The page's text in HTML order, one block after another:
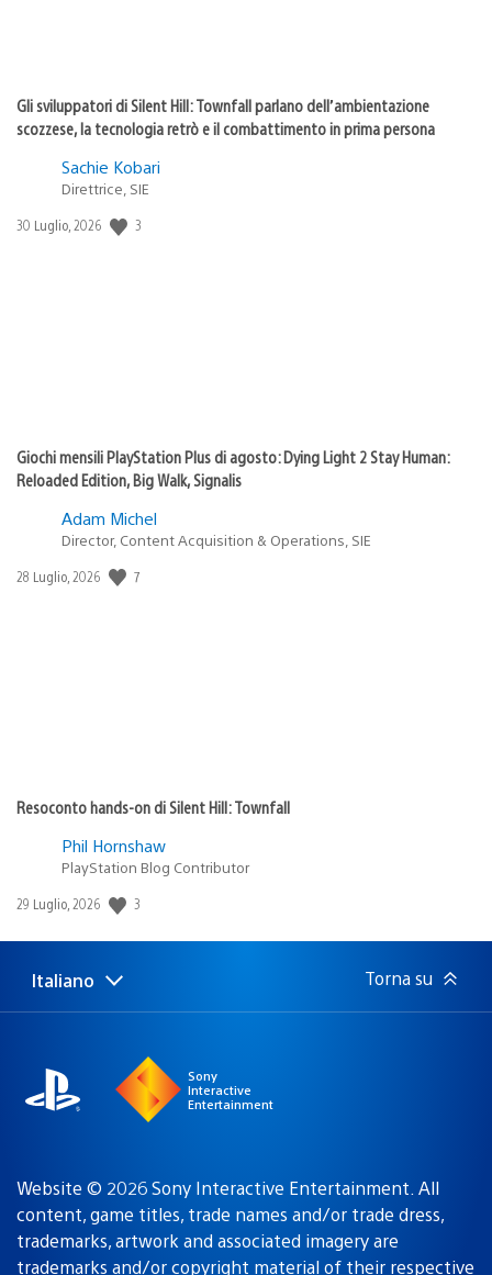
Gli sviluppatori di Silent Hill: Townfall parlano dell’ambientazione
scozzese, la tecnologia retrò e il combattimento in prima persona
Sachie Kobari
Direttrice, SIE
Data
30 Luglio, 2026 3
Giochi mensili PlayStation Plus di agosto: Dying Light 2 Stay Human:
Reloaded Edition, Big Walk, Signalis
Adam Michel
Director, Content Acquisition & Operations, SIE
Data
28 Luglio, 2026 7
Resoconto hands-on di Silent Hill: Townfall
Phil Hornshaw
PlayStation Blog Contributor
Data
pubblicazione:
29 Luglio, 2026 3
Seleziona
Regione
Italiano Torna su
Sony
Interactive
Entertainment
Website © 2026 Sony Interactive Entertainment. All
content, game titles, trade names and/or trade dress,
trademarks, artwork and associated imagery are
trademarks and/or copyright material of their respective